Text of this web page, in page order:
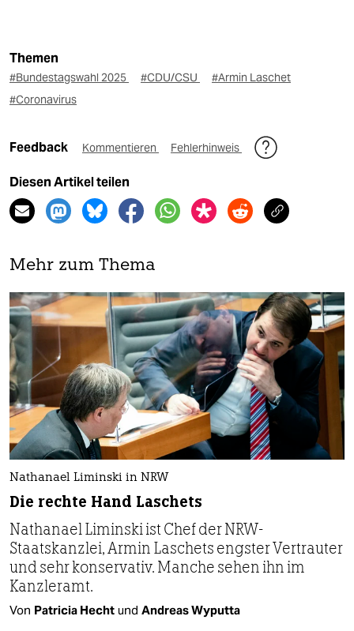
Themen
#Bundestagswahl 2025 #CDU/CSU
#Armin Laschet
#Coronavirus
Feedback Kommentieren Fehlerhinweis
Diesen Artikel teilen
Mehr zum Thema
Nathanael Liminski in NRW
Die rechte Hand Laschets
Nathanael Liminski ist Chef der NRW-
Staatskanzlei, Armin Laschets engster Vertrauter
und sehr konservativ. Manche sehen ihn im
Kanzleramt.
Von Patricia Hecht und Andreas Wyputta